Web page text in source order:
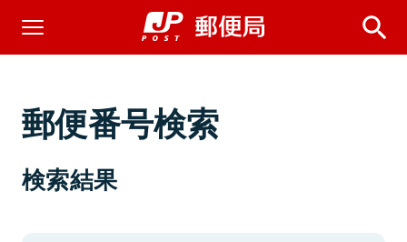
郵便番号検索
検索結果